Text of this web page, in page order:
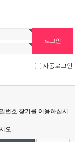
자동로그인
번호 찾기를 이용하십시
오.